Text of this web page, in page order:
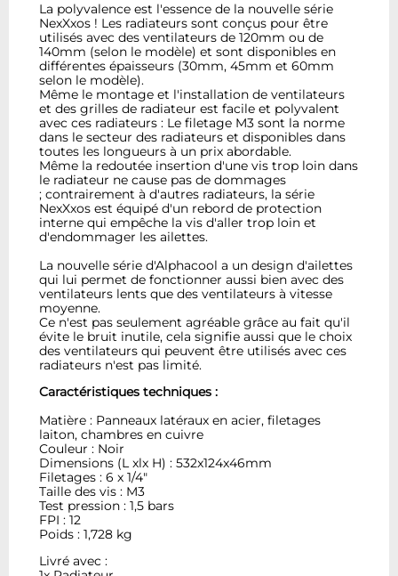
La polyvalence est l'essence de la nouvelle série
NexXxos ! Les radiateurs sont conçus pour être
utilisés avec des ventilateurs de 120mm ou de
140mm (selon le modèle) et sont disponibles en
différentes épaisseurs (30mm, 45mm et 60mm
selon le modèle).
Même le montage et l'installation de ventilateurs
et des grilles de radiateur est facile et polyvalent
avec ces radiateurs : Le filetage M3 sont la norme
dans le secteur des radiateurs et disponibles dans
toutes les longueurs à un prix abordable.
Même la redoutée insertion d'une vis trop loin dans
le radiateur ne cause pas de dommages
; contrairement à d'autres radiateurs, la série
NexXxos est équipé d'un rebord de protection
interne qui empêche la vis d'aller trop loin et
d'endommager les ailettes.
La nouvelle série d'Alphacool a un design d'ailettes
qui lui permet de fonctionner aussi bien avec des
ventilateurs lents que des ventilateurs à vitesse
moyenne.
Ce n'est pas seulement agréable grâce au fait qu'il
évite le bruit inutile, cela signifie aussi que le choix
des ventilateurs qui peuvent être utilisés avec ces
radiateurs n'est pas limité.
Caractéristiques techniques :
Matière : Panneaux latéraux en acier, filetages
laiton, chambres en cuivre
Couleur : Noir
Dimensions (L xlx H) : 532x124x46mm
Filetages : 6 x 1/4"
Taille des vis : M3
Test pression : 1,5 bars
FPI : 12
Poids : 1,728 kg
Livré avec :